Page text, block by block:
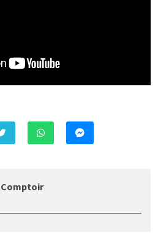
Comptoir